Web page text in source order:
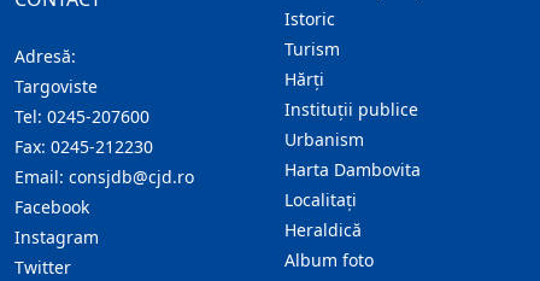
Adresă:
Targoviste
Tel: 0245-207600
Fax: 0245-212230
Email: consjdb@cjd.ro
Facebook
Instagram
Twitter
Istoric
Turism
Hărţi
Instituţii publice
Urbanism
Harta Dambovita
Localitaţi
Heraldică
Album foto